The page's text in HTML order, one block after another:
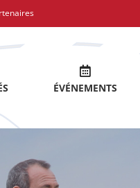
ÉVÉNEMENTS